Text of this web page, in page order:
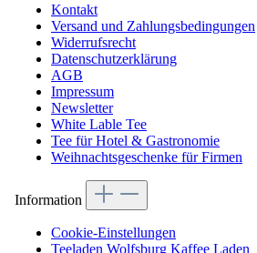
Kontakt
Versand und Zahlungsbedingungen
Widerrufsrecht
Datenschutzerklärung
AGB
Impressum
Newsletter
White Lable Tee
Tee für Hotel & Gastronomie
Weihnachtsgeschenke für Firmen
Information
Cookie-Einstellungen
Teeladen Wolfsburg Kaffee Laden